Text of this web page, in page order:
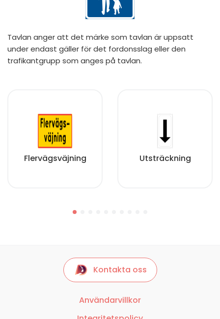
Tavlan anger att det märke som tavlan är uppsatt
under endast gäller för det fordonsslag eller den
trafikantgrupp som anges på tavlan.
Flervägsväjning Utsträckning
Kontakta oss
Användarvillkor